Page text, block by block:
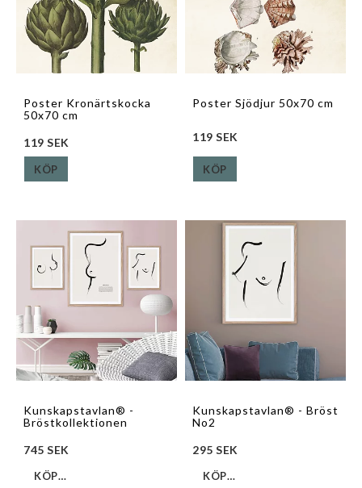
Poster Kronärtskocka
50x70 cm
119 SEK
KÖP
Poster Sjödjur 50x70 cm
119 SEK
KÖP
Kunskapstavlan® -
Bröstkollektionen
745 SEK
KÖP…
Kunskapstavlan® - Bröst
No2
295 SEK
KÖP…